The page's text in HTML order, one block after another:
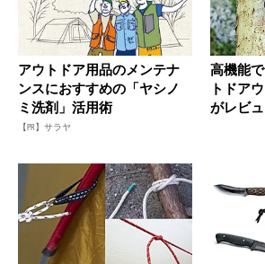
アウトドア用品のメンテナ
ンスにおすすめの「ヤシノ
ミ洗剤」活用術
【PR】サラヤ
高機能
トドア
がレビ